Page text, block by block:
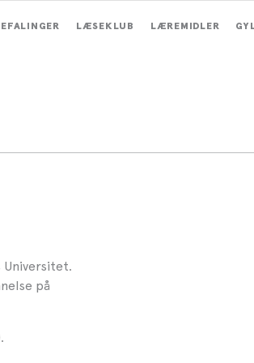
LÆSEKLUB LÆREMIDLER
Universitet.
på